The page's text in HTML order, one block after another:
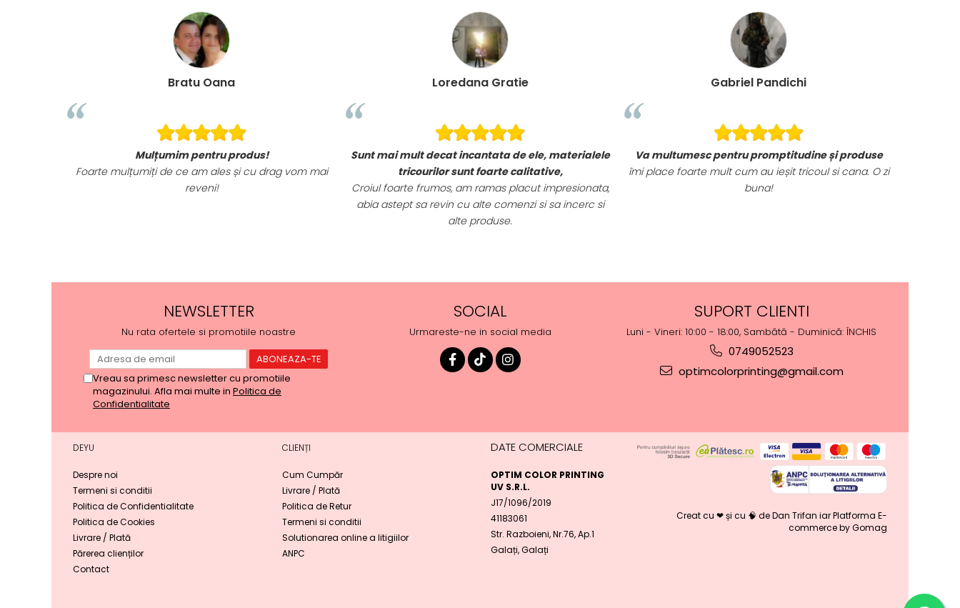
Bratu Oana
Mulțumim pentru produs!
Foarte mulțumiți de ce am ales și cu drag vom mai
reveni!
Loredana Gratie
Sunt mai mult decat incantata de ele, materialele
tricourilor sunt foarte calitative,
Croiul foarte frumos, am ramas placut impresionata,
abia astept sa revin cu alte comenzi si sa incerc si
alte produse.
Gabriel Pandichi
Va multumesc pentru promptitudine și produse
îmi place foarte mult cum au ieșit tricoul si cana. O zi
buna!
NEWSLETTER
Nu rata ofertele si promotiile noastre
Vreau sa primesc newsletter cu promotiile
magazinului. Afla mai multe in Politica de
Confidentialitate
SOCIAL
Urmareste-ne in social media
SUPORT CLIENTI
Luni - Vineri: 10:00 - 18:00, Sambătă - Duminică: ÎNCHIS
0749052523
optimcolorprinting@gmail.com
DEYU
Despre noi
Termeni si conditii
Politica de Confidentialitate
Politica de Cookies
Livrare / Plată
Părerea clienților
Contact
CLIENȚI
Cum Cumpăr
Livrare / Plată
Politica de Retur
Termeni si conditii
Solutionarea online a litigiilor
ANPC
DATE COMERCIALE
OPTIM COLOR PRINTING
UV S.R.L.
J17/1096/2019
41183061
Str. Razboieni, Nr.76, Ap.1
Galați, Galați
Creat cu ❤ și cu 🧠 de Dan Trifan iarPlatforma E-
commerce by Gomag